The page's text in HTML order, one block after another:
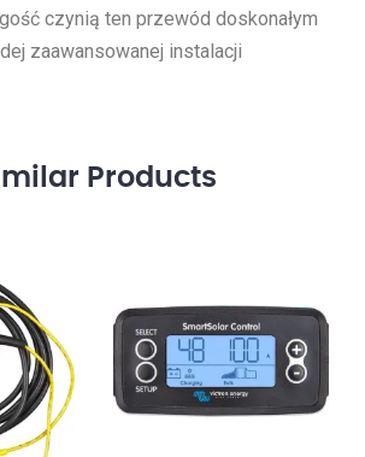
czynią ten przewód doskonałym
zaawansowanej instalacji
Products